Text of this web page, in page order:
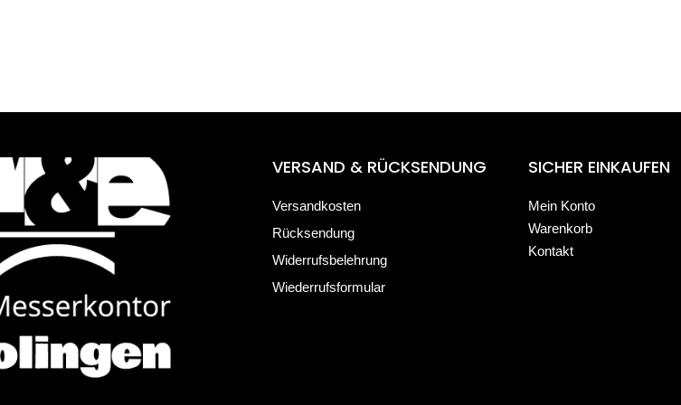
VERSAND & RÜCKSENDUNG
Versandkosten
Rücksendung
Widerrufsbelehrung
Wiederrufsformular
SICHER EINKAUFEN
Mein Konto
Warenkorb
Kontakt